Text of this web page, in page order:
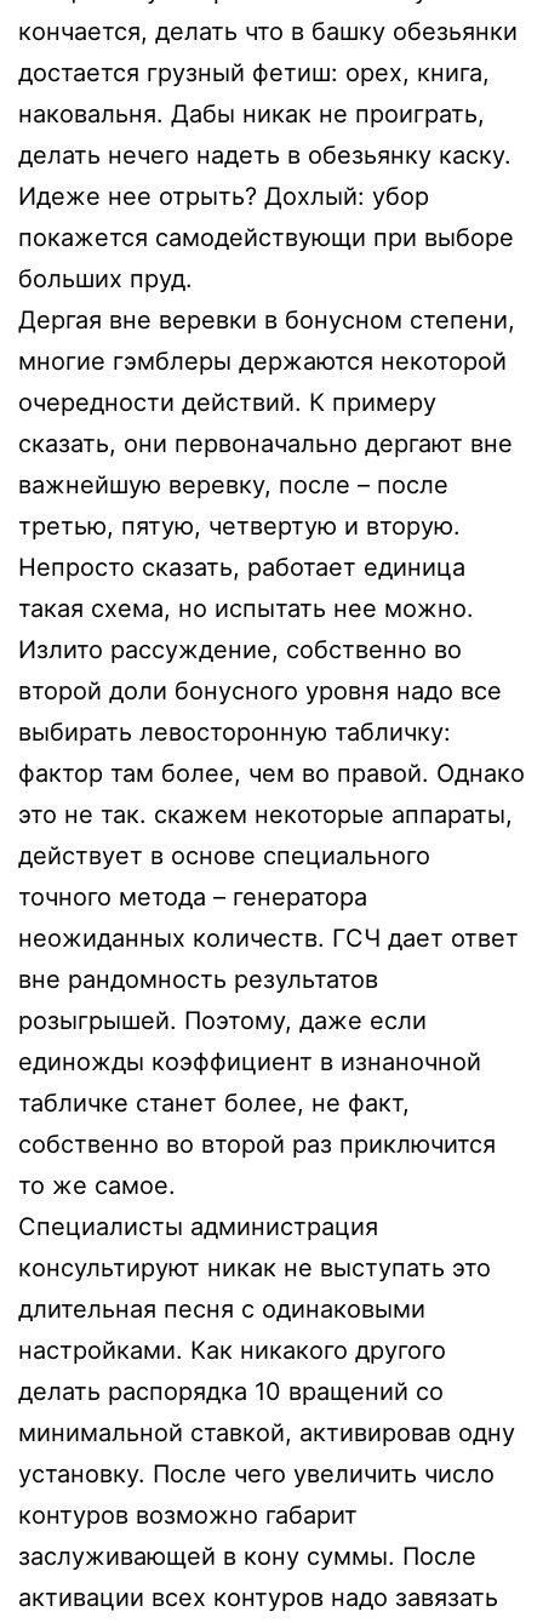
кончается, делать что в башку обезьянки
достается грузный фетиш: орех, книга,
наковальня. Дабы никак не проиграть,
делать нечего надеть в обезьянку каску.
Идеже нее отрыть? Дохлый: убор
покажется самодействующи при выборе
больших пруд.
Дергая вне веревки в бонусном степени,
многие гэмблеры держаются некоторой
очередности действий. К примеру
сказать, они первоначально дергают вне
важнейшую веревку, после – после
третью, пятую, четвертую и вторую.
Непросто сказать, работает единица
такая схема, но испытать нее можно.
Излито рассуждение, собственно во
второй доли бонусного уровня надо все
выбирать левосторонную табличку:
фактор там более, чем во правой. Однако
это не так. скажем некоторые аппараты,
действует в основе специального
точного метода – генератора
неожиданных количеств. ГСЧ дает ответ
вне рандомность результатов
розыгрышей. Поэтому, даже если
единожды коэффициент в изнаночной
табличке станет более, не факт,
собственно во второй раз приключится
то же самое.
Специалисты администрация
консультируют никак не выступать это
длительная песня с одинаковыми
настройками. Как никакого другого
делать распорядка 10 вращений со
минимальной ставкой, активировав одну
установку. После чего увеличить число
контуров возможно габарит
заслуживающей в кону суммы. После
активации всех контуров надо завязать